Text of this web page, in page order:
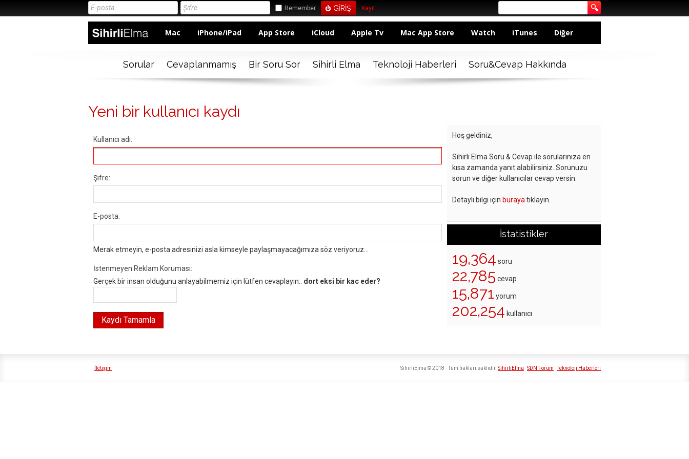
Remember Kayıt
Mac iPhone/iPad App Store iCloud Apple Tv Mac App Store Watch iTunes Diğer
Sorular Cevaplanmamış Bir Soru Sor Sihirli Elma Teknoloji Haberleri Soru&Cevap Hakkında
Yeni bir kullanıcı kaydı
Kullanıcı adı:
Şifre:
E-posta:
Merak etmeyin, e-posta adresinizi asla kimseyle paylaşmayacağımıza söz veriyoruz...
İstenmeyen Reklam Koruması:
Gerçek bir insan olduğunu anlayabilmemiz için lütfen cevaplayın:. dort eksi bir kac eder?
Hoş geldiniz,
Sihirli Elma Soru & Cevap ile sorularınıza en
kısa zamanda yanıt alabilirsiniz. Sorunuzu
sorun ve diğer kullanıcılar cevap versin.
Detaylı bilgi için buraya tıklayın.
İstatistikler
19,364 soru
22,785 cevap
15,871 yorum
202,254 kullanıcı
İletişim SihirliElma SDN Forum Teknoloji Haberleri
SihirliElma © 2018 - Tüm hakları saklıdır